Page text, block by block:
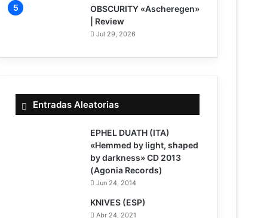
OBSCURITY «Ascheregen»
| Review
Jul 29, 2026
Entradas Aleatorias
EPHEL DUATH (ITA)
«Hemmed by light, shaped
by darkness» CD 2013
(Agonia Records)
Jun 24, 2014
KNIVES (ESP)
Abr 24, 2021